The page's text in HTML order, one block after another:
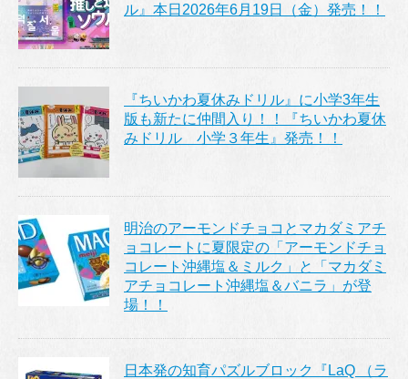
ル』本日2026年6月19日（金）発売！！
『ちいかわ夏休みドリル』に小学3年生
版も新たに仲間入り！！『ちいかわ夏休
みドリル 小学３年生』発売！！
明治のアーモンドチョコとマカダミアチ
ョコレートに夏限定の「アーモンドチョ
コレート沖縄塩＆ミルク」と「マカダミ
アチョコレート沖縄塩＆バニラ」が登
場！！
日本発の知育パズルブロック『LaQ （ラ